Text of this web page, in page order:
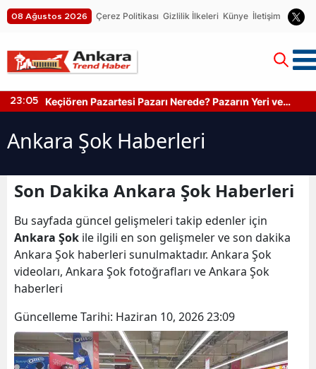
08 Ağustos 2026 Çerez Politikası Gizlilik İlkeleri Künye İletişim
23:05
Keçiören Pazartesi Pazarı Nerede? Pazarın Yeri ve
Ankara Şok Haberleri
Son Dakika Ankara Şok Haberleri
Bu sayfada güncel gelişmeleri takip edenler için
Ankara Şok ile ilgili en son gelişmeler ve son dakika
Ankara Şok haberleri sunulmaktadır. Ankara Şok
videoları, Ankara Şok fotoğrafları ve Ankara Şok
haberleri
Güncelleme Tarihi: Haziran 10, 2026 23:09